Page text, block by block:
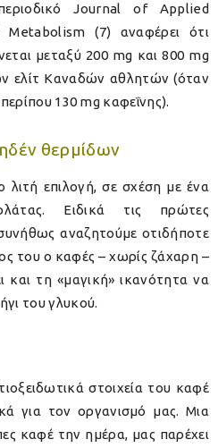
Journal of Applied
(7) αναφέρει ότι
μεταξύ 200 mg και 800 mg
ελίτ Καναδών αθλητών (όταν
130 mg καφεΐνης).
θερμίδων
λιτή επιλογή, σε σχέση με ένα
Ειδικά τις πρώτες
αναζητούμε οτιδήποτε
του ο καφές – χωρίς ζάχαρη –
και τη «μαγική» ικανότητα να
του γλυκού.
στοιχεία του καφέ
για τον οργανισμό μας. Μια
καφέ την ημέρα, μας παρέχει